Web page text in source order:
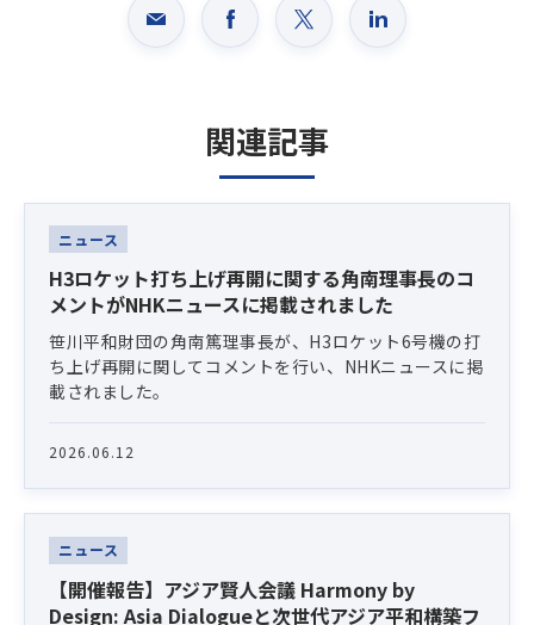
関連記事
Latest News
ニュース
H3ロケット打ち上げ再開に関する角南理事長のコ
メントがNHKニュースに掲載されました
笹川平和財団の角南篤理事長が、H3ロケット6号機の打
ち上げ再開に関してコメントを行い、NHKニュースに掲
載されました。
2026.06.12
ニュース
【開催報告】アジア賢人会議 Harmony by
Design: Asia Dialogueと次世代アジア平和構築フ